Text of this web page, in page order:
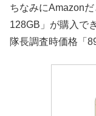
ちなみにAmazon
128GB」が購入で
隊長調査時価格「